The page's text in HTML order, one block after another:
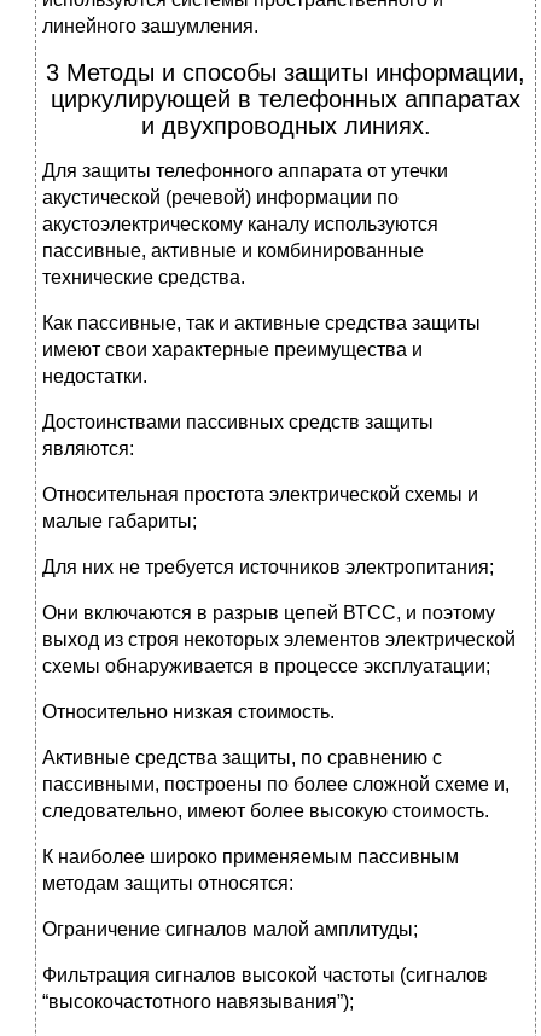
линейного зашумления.
3 Методы и способы защиты информации,
циркулирующей в телефонных аппаратах
и двухпроводных линиях.
Для защиты телефонного аппарата от утечки
акустической (речевой) информации по
акустоэлектрическому каналу используются
пассивные, активные и комбинированные
технические средства.
Как пассивные, так и активные средства защиты
имеют свои характерные преимущества и
недостатки.
Достоинствами пассивных средств защиты
являются:
Относительная простота электрической схемы и
малые габариты;
Для них не требуется источников электропитания;
Они включаются в разрыв цепей ВТСС, и поэтому
выход из строя некоторых элементов электрической
схемы обнаруживается в процессе эксплуатации;
Относительно низкая стоимость.
Активные средства защиты, по сравнению с
пассивными, построены по более сложной схеме и,
следовательно, имеют более высокую стоимость.
К наиболее широко применяемым пассивным
методам защиты относятся:
Ограничение сигналов малой амплитуды;
Фильтрация сигналов высокой частоты (сигналов
“высокочастотного навязывания”);